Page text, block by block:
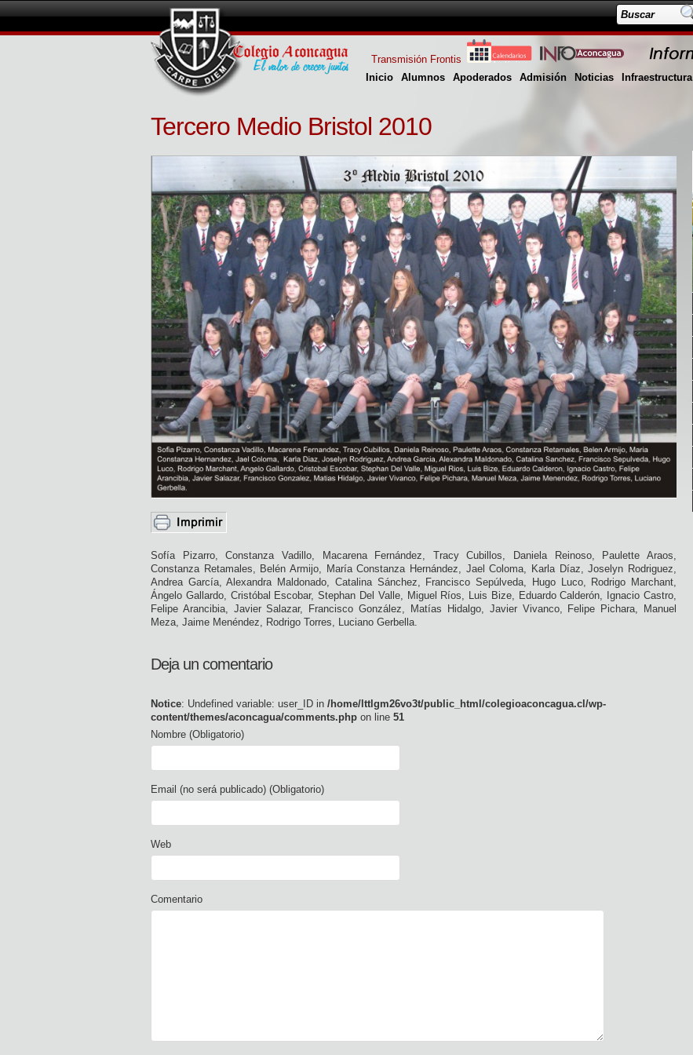
Inicio Alumnos Apoderados Admisión Noticias Infraestructura
Transmisión Frontis
Tercero Medio Bristol 2010
Sofía Pizarro, Constanza Vadillo, Macarena Fernández, Tracy Cubillos, Daniela Reinoso, Paulette Araos,
Constanza Retamales, Belén Armijo, María Constanza Hernández, Jael Coloma, Karla Díaz, Joselyn Rodriguez,
Andrea García, Alexandra Maldonado, Catalina Sánchez, Francisco Sepúlveda, Hugo Luco, Rodrigo Marchant,
Ángelo Gallardo, Cristóbal Escobar, Stephan Del Valle, Miguel Ríos, Luis Bize, Eduardo Calderón, Ignacio Castro,
Felipe Arancibia, Javier Salazar, Francisco González, Matías Hidalgo, Javier Vivanco, Felipe Pichara, Manuel
Meza, Jaime Menéndez, Rodrigo Torres, Luciano Gerbella.
Deja un comentario
Notice: Undefined variable: user_ID in /home/lttlgm26vo3t/public_html/colegioaconcagua.cl/wp-
content/themes/aconcagua/comments.php on line 51
Nombre (Obligatorio)
Email (no será publicado) (Obligatorio)
Web
Comentario